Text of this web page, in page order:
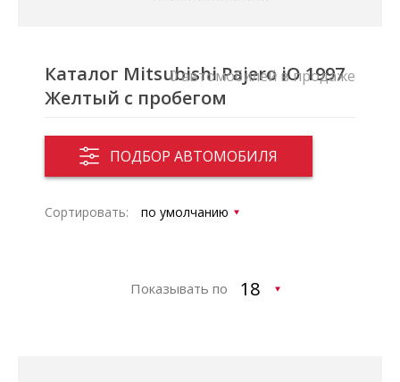
Каталог Mitsubishi Pajero iO 1997
Желтый с пробегом
ПОДБОР АВТОМОБИЛЯ
0 автомобилей в продаже
Сортировать:
Показывать по